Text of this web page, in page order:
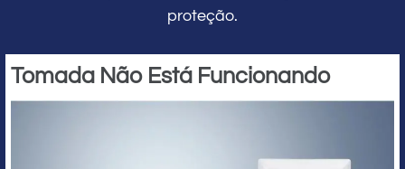
proteção.
Tomada Não Está Funcionando